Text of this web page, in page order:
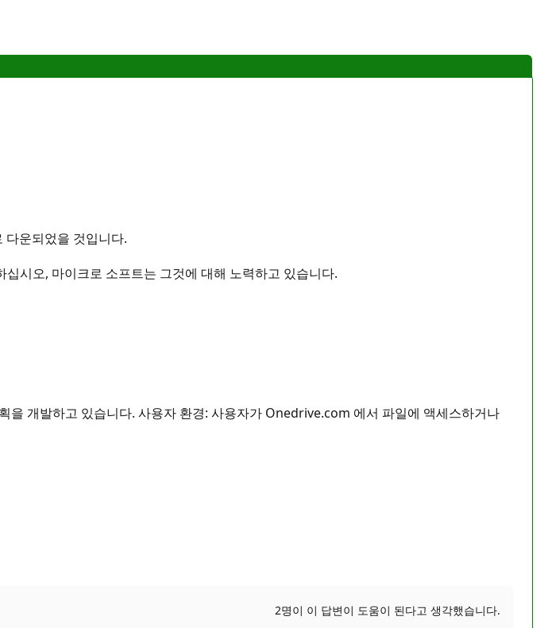
다운되었을 것입니다.
시오, 마이크로 소프트는 그것에 대해 노력하고 있습니다.
개발하고 있습니다. 사용자 환경: 사용자가 Onedrive.com 에서 파일에 액세스하거나
2명이 이 답변이 도움이 된다고 생각했습니다.